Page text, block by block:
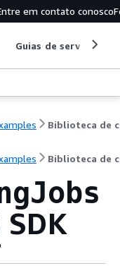
em contato conosco
Guias de serviço
Biblioteca de